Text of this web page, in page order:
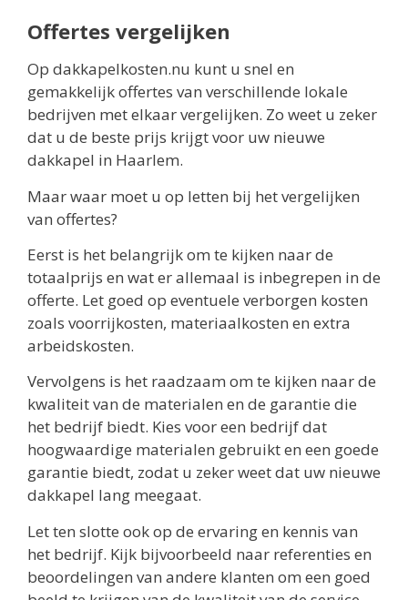
Offertes vergelijken
Op dakkapelkosten.nu kunt u snel en
gemakkelijk offertes van verschillende lokale
bedrijven met elkaar vergelijken. Zo weet u zeker
dat u de beste prijs krijgt voor uw nieuwe
dakkapel in Haarlem.
Maar waar moet u op letten bij het vergelijken
van offertes?
Eerst is het belangrijk om te kijken naar de
totaalprijs en wat er allemaal is inbegrepen in de
offerte. Let goed op eventuele verborgen kosten
zoals voorrijkosten, materiaalkosten en extra
arbeidskosten.
Vervolgens is het raadzaam om te kijken naar de
kwaliteit van de materialen en de garantie die
het bedrijf biedt. Kies voor een bedrijf dat
hoogwaardige materialen gebruikt en een goede
garantie biedt, zodat u zeker weet dat uw nieuwe
dakkapel lang meegaat.
Let ten slotte ook op de ervaring en kennis van
het bedrijf. Kijk bijvoorbeeld naar referenties en
beoordelingen van andere klanten om een goed